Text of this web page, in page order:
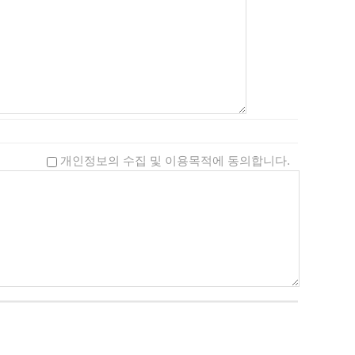
개인정보의 수집 및 이용목적에 동의합니다.